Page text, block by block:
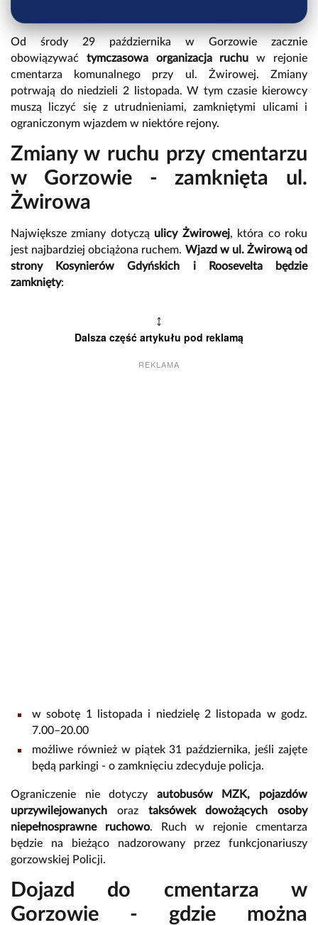
Od środy 29 października w Gorzowie zacznie
obowiązywać tymczasowa organizacja ruchu w rejonie
cmentarza komunalnego przy ul. Żwirowej. Zmiany
potrwają do niedzieli 2 listopada. W tym czasie kierowcy
muszą liczyć się z utrudnieniami, zamkniętymi ulicami i
ograniczonym wjazdem w niektóre rejony.
Zmiany w ruchu przy cmentarzu
w Gorzowie - zamknięta ul.
Żwirowa
Największe zmiany dotyczą ulicy Żwirowej, która co roku
jest najbardziej obciążona ruchem. Wjazd w ul. Żwirową od
strony Kosynierów Gdyńskich i Roosevelta będzie
zamknięty:
↕
Dalsza część artykułu pod reklamą
REKLAMA
w sobotę 1 listopada i niedzielę 2 listopada w godz.
7.00–20.00
możliwe również w piątek 31 października, jeśli zajęte
będą parkingi - o zamknięciu zdecyduje policja.
Ograniczenie nie dotyczy autobusów MZK, pojazdów
uprzywilejowanych oraz taksówek dowożących osoby
niepełnosprawne ruchowo. Ruch w rejonie cmentarza
będzie na bieżąco nadzorowany przez funkcjonariuszy
gorzowskiej Policji.
Dojazd do cmentarza w
Gorzowie - gdzie można